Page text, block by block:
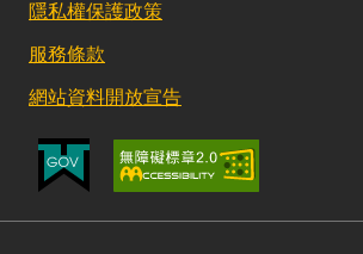
隱私權保護政策
服務條款
網站資料開放宣告